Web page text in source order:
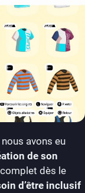
avons eu
de son
dès le
d’être inclusif